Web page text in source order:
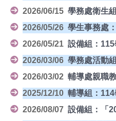
2026/06/15 學務處衛生
2026/05/26 學生事務處
2026/05/21 設備組：
2026/03/06 學務處活動
2026/03/02 輔導處親職
2025/12/10 輔導組：
2026/08/07 設備組：「